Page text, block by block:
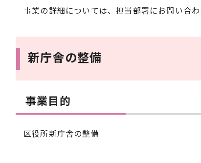
事業の詳細については、担当部署にお問い合わ
新庁舎の整備
事業目的
区役所新庁舎の整備